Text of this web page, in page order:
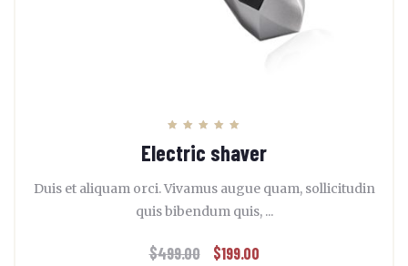
5.00
sur 5
Electric shaver
Duis et aliquam orci. Vivamus augue quam, sollicitudin
quis bibendum quis, ...
$499.00 $199.00